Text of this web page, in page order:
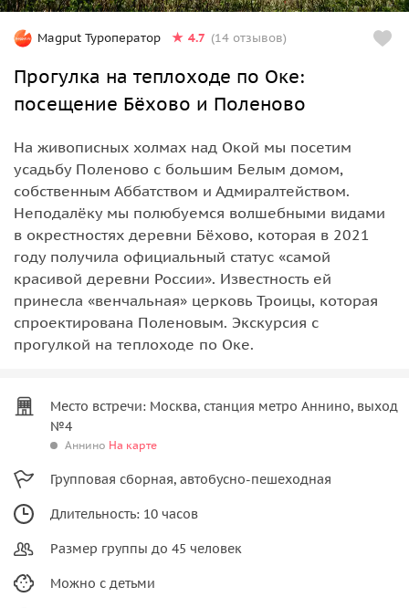
Magput Туроператор 4.7 (14 отзывов)
Прогулка на теплоходе по Оке:
посещение Бёхово и Поленово
На живописных холмах над Окой мы посетим
усадьбу Поленово с большим Белым домом,
собственным Аббатством и Адмиралтейством.
Неподалёку мы полюбуемся волшебными видами
в окрестностях деревни Бёхово, которая в 2021
году получила официальный статус «самой
красивой деревни России». Известность ей
принесла «венчальная» церковь Троицы, которая
спроектирована Поленовым. Экскурсия с
прогулкой на теплоходе по Оке.
Место встречи: Москва, станция метро Аннино, выход
№4
Аннино На карте
Групповая сборная, автобусно-пешеходная
Длительность: 10 часов
Размер группы до 45 человек
Можно с детьми